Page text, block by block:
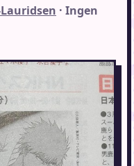
· Ingen